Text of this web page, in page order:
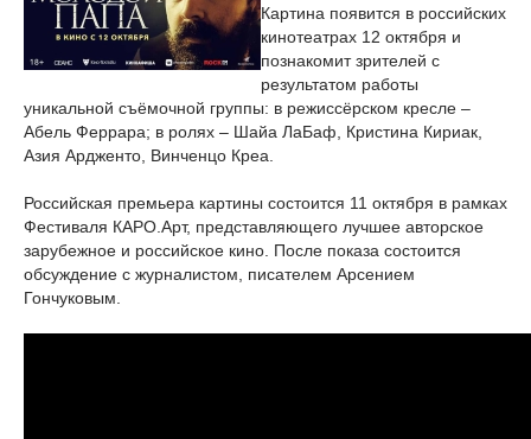
Картина появится в российских
кинотеатрах 12 октября и
познакомит зрителей с
результатом работы
уникальной съёмочной группы: в режиссёрском кресле –
Абель Феррара; в ролях – Шайа ЛаБаф, Кристина Кириак,
Азия Ардженто, Винченцо Креа.
Российская премьера картины состоится 11 октября в рамках
Фестиваля КАРО.Арт, представляющего лучшее авторское
зарубежное и российское кино. После показа состоится
обсуждение с журналистом, писателем Арсением
Гончуковым.